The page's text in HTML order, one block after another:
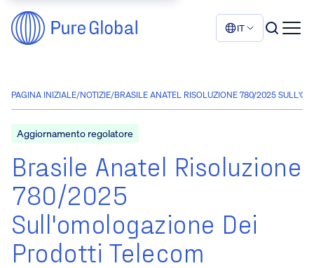
IT
PAGINA INIZIALE/NOTIZIE/BRASILE ANATEL RISOLUZIONE 780/2025
Aggiornamento regolatore
Brasile Anatel Risoluzione
780/2025
Sull'omologazione Dei
Prodotti Telecom